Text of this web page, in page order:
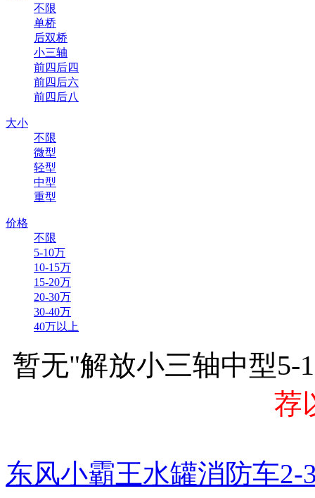
不限
单桥
后双桥
小三轴
前四后四
前四后六
前四后八
大小
不限
微型
轻型
中型
重型
价格
不限
5-10万
10-15万
15-20万
20-30万
30-40万
40万以上
暂无"解放小三轴中型5-
荐
东风小霸王水罐消防车2-